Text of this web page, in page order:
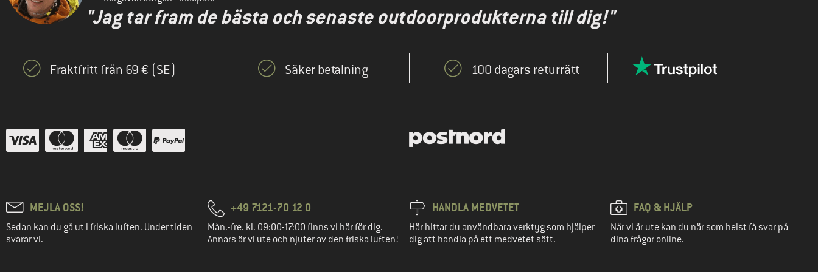
"Jag tar fram de bästa och senaste outdoorprodukterna till dig!"
Fraktfritt från 69 € (SE) Säker betalning 100 dagars returrätt
MEJLA OSS!
Sedan kan du gå ut i friska luften. Under tiden
svarar vi.
+49 7121-70 12 0
Mån.-fre. kl. 09:00-17:00 finns vi här för dig.
Annars är vi ute och njuter av den friska luften!
HANDLA MEDVETET
Här hittar du användbara verktyg som hjälper
dig att handla på ett medvetet sätt.
FAQ & HJÄLP
När vi är ute kan du när som helst få svar på
dina frågor online.